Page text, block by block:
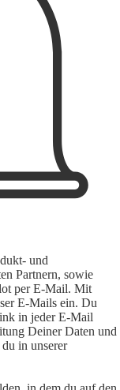
und
Partnern, sowie
per E-Mail. Mit
E-Mails ein. Du
in jeder E-Mail
Deiner Daten und
in unserer